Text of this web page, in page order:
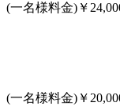
(一名様料金)￥
(一名様料金)￥